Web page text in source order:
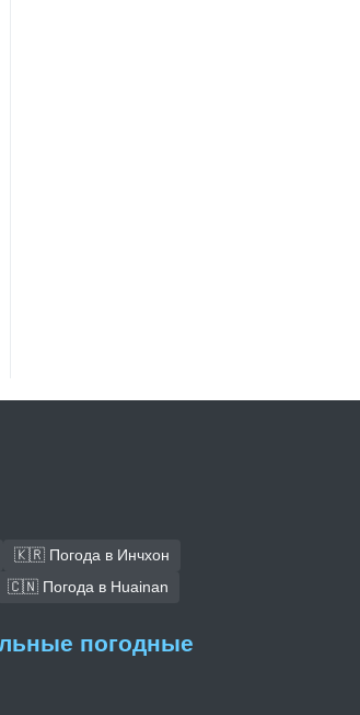
🇰🇷 Погода в Инчхон
🇨🇳 Погода в Huainan
погодные